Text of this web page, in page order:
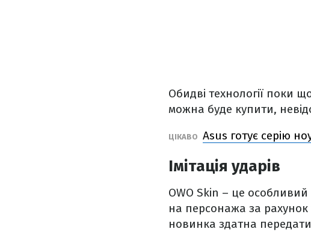
Обидві технології поки
можна буде купити,
ЦІКАВО Asus готує серію
Імітація ударів
OWO Skin – це особливий
на персонажа за рахунок
новинка здатна